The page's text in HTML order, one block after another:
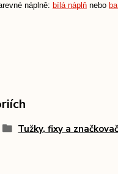
náplně: bílá náplňnebo
Tužky, fixy a